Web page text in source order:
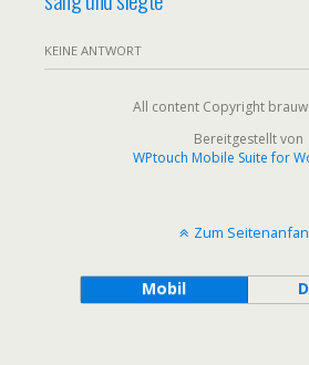
KEINE ANTWORT
All content Copyright
Bereitgestellt von
WPtouch Mobile Suite for
Zum
Mobil